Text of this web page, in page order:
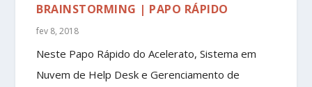
BRAINSTORMING | PAPO RÁPIDO
fev 8, 2018
Neste Papo Rápido do Acelerato, Sistema em
Nuvem de Help Desk e Gerenciamento de